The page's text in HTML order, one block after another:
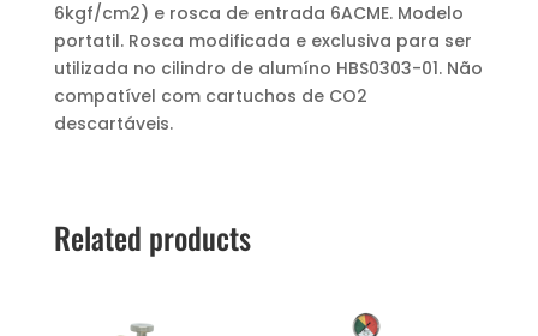
6kgf/cm2) e rosca de entrada 6ACME. Modelo
portatil. Rosca modificada e exclusiva para ser
utilizada no cilindro de alumíno HBS0303-01. Não
compatível com cartuchos de CO2
descartáveis.
Related products